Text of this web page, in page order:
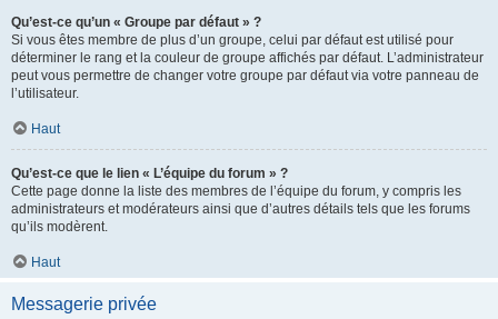
Qu’est-ce qu’un « Groupe par défaut » ?
Si vous êtes membre de plus d’un groupe, celui par défaut est utilisé pour
déterminer le rang et la couleur de groupe affichés par défaut. L’administrateur
peut vous permettre de changer votre groupe par défaut via votre panneau de
l’utilisateur.
Haut
Qu’est-ce que le lien « L’équipe du forum » ?
Cette page donne la liste des membres de l’équipe du forum, y compris les
administrateurs et modérateurs ainsi que d’autres détails tels que les forums
qu’ils modèrent.
Haut
Messagerie privée